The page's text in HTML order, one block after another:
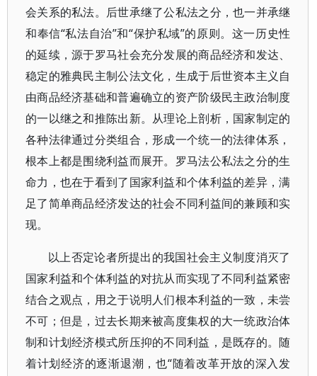
会关系的私法。后世承继了公私法之分，也一并承继
和奉信“私法自治”和“保护私域”的原则。这一历史性
的延续，源于罗马社会充分发展的商品经济和发达、
稳定的雅典民主制公法文化，生成于后世资本主义自
由商品经济基础和普遍确立的资产阶级民主政治制度
的一以继之和推陈出新。从理论上剖析，国家制定的
各种法律通过分类组合，形成一个统一的法律体系，
根本上都是围绕利益而展开。罗马法公私法之分的生
命力，也在于看到了国家利益和个体利益的差异，满
足了简单商品经济发达的社会不同利益间的兼顾和实
现。
以上否定论者所提出的我国社会主义制度消灭了
国家利益和个体利益的对抗从而实现了不同利益紧密
结合之观点，用之于说明人们根本利益的一致，未尝
不可；但是，过去长期来被高度集权的大一统政治体
制和计划经济模式所压抑的不同利益，是既存的。随
着计划经济的逐渐退潮，也“随着改革开放的深入发